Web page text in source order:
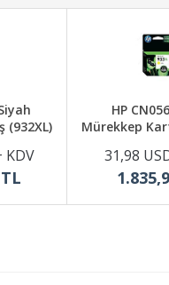
(932XL)
KDV
HP
Mürekkep
31,98